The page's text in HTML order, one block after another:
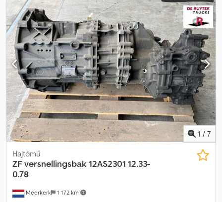
1 / 7
Meerkerk 1 172 km
Hajtómű
ZF versnellingsbak 12AS2301 12.33-
0.78